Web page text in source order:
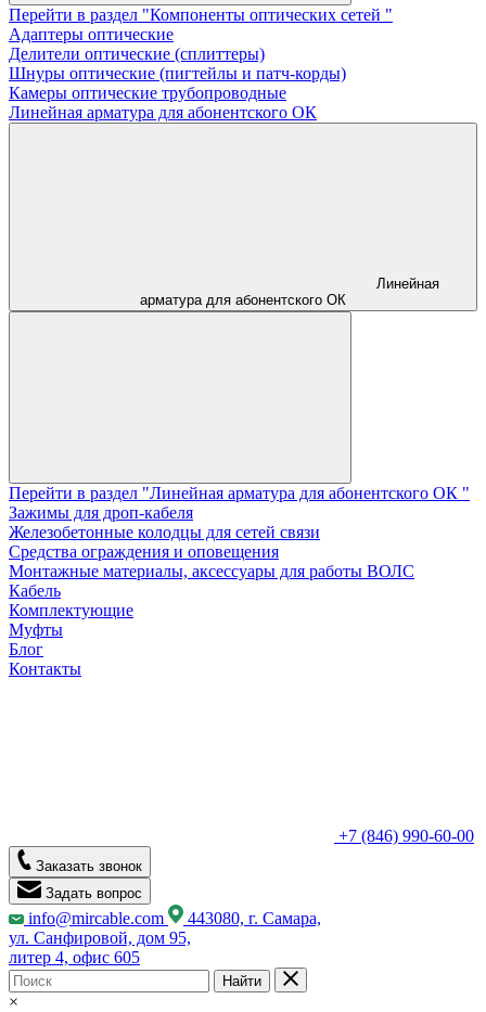
Перейти в раздел "Компоненты оптических сетей "
Адаптеры оптические
Делители оптические (сплиттеры)
Шнуры оптические (пигтейлы и патч-корды)
Камеры оптические трубопроводные
Линейная арматура для абонентского ОК
Линейная
арматура для абонентского ОК
Перейти в раздел "Линейная арматура для абонентского ОК "
Зажимы для дроп-кабеля
Железобетонные колодцы для сетей связи
Средства ограждения и оповещения
Монтажные материалы, аксессуары для работы ВОЛС
Кабель
Комплектующие
Муфты
Блог
Контакты
+7 (846) 990-60-00
Заказать звонок
Задать вопрос
info@mircable.com
443080, г. Самара,
ул. Санфировой, дом 95,
литер 4, офис 605
Найти
×